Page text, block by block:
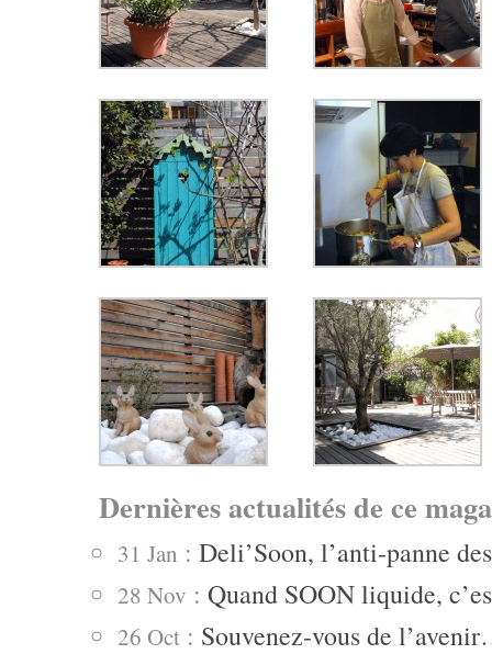
Dernières actualités de ce
31 Jan : Deli’Soon, l’anti-panne
28 Nov : Quand SOON liquide,
26 Oct: Souvenez-vous de